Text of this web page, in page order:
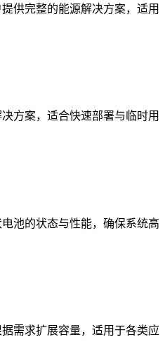
供完整的能源解决方案，适用
方案，适合快速部署与临时用
池的状态与性能，确保系统高
需求扩展容量，适用于各类应